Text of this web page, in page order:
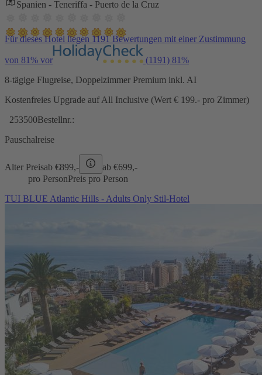
Spanien - Teneriffa - Puerto de la Cruz
Für dieses Hotel liegen 1191 Bewertungen mit einer Zustimmung
von 81% vor (1191) 81%
8-tägige Flugreise, Doppelzimmer Premium inkl. AI
Kostenfreies Upgrade auf All Inclusive (Wert € 199.- pro Zimmer)
253500Bestellnr.:
Pauschalreise
Alter Preisab €899,- ab €699,-
pro PersonPreis pro Person
TUI BLUE Atlantic Hills - Adults Only Stil-Hotel